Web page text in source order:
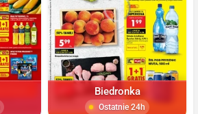
Biedronka
Ostatnie 24h